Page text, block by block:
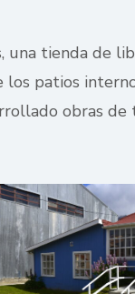
tienda de
patios
obras de